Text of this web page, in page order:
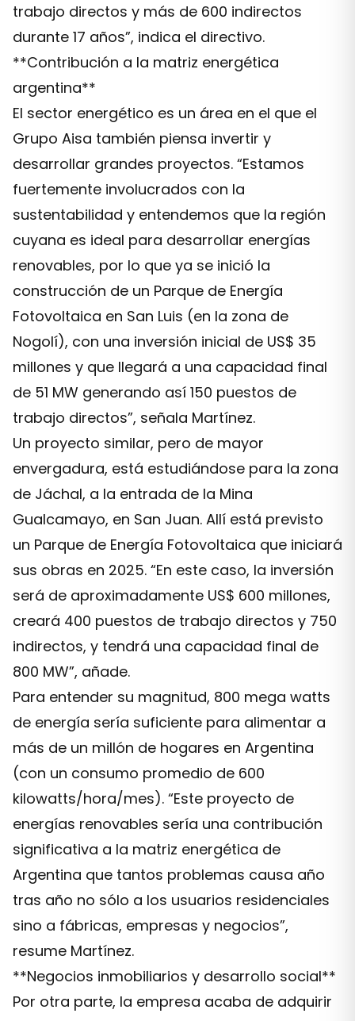
trabajo directos y más de 600 indirectos
durante 17 años”, indica el directivo.
**Contribución a la matriz energética
argentina**
El sector energético es un área en el que el
Grupo Aisa también piensa invertir y
desarrollar grandes proyectos. “Estamos
fuertemente involucrados con la
sustentabilidad y entendemos que la región
cuyana es ideal para desarrollar energías
renovables, por lo que ya se inició la
construcción de un Parque de Energía
Fotovoltaica en San Luis (en la zona de
Nogolí), con una inversión inicial de US$ 35
millones y que llegará a una capacidad final
de 51 MW generando así 150 puestos de
trabajo directos”, señala Martínez.
Un proyecto similar, pero de mayor
envergadura, está estudiándose para la zona
de Jáchal, a la entrada de la Mina
Gualcamayo, en San Juan. Allí está previsto
un Parque de Energía Fotovoltaica que iniciará
sus obras en 2025. “En este caso, la inversión
será de aproximadamente US$ 600 millones,
creará 400 puestos de trabajo directos y 750
indirectos, y tendrá una capacidad final de
800 MW”, añade.
Para entender su magnitud, 800 mega watts
de energía sería suficiente para alimentar a
más de un millón de hogares en Argentina
(con un consumo promedio de 600
kilowatts/hora/mes). “Este proyecto de
energías renovables sería una contribución
significativa a la matriz energética de
Argentina que tantos problemas causa año
tras año no sólo a los usuarios residenciales
sino a fábricas, empresas y negocios”,
resume Martínez.
**Negocios inmobiliarios y desarrollo social**
Por otra parte, la empresa acaba de adquirir